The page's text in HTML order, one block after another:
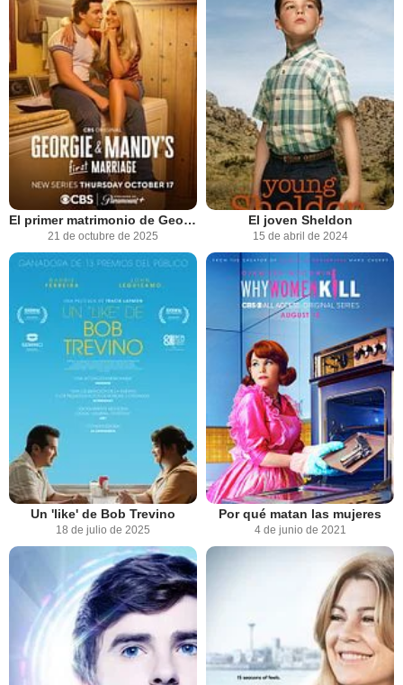
El primer matrimonio de Georgie y Mandy
21 de octubre de 2025
El joven Sheldon
15 de abril de 2024
Un 'like' de Bob Trevino
18 de julio de 2025
Por qué matan las mujeres
4 de junio de 2021